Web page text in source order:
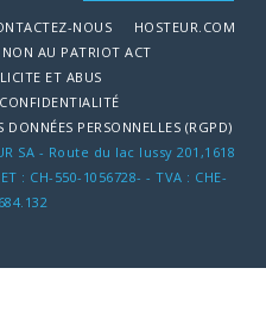
NOUS
HOSTEUR.COM
NON AU PATRIOT ACT
ET ABUS
PERSONNELLES (RGPD)
SA - Route du lac lussy 201,1618
: CH-550-1056728- - TVA : CHE-